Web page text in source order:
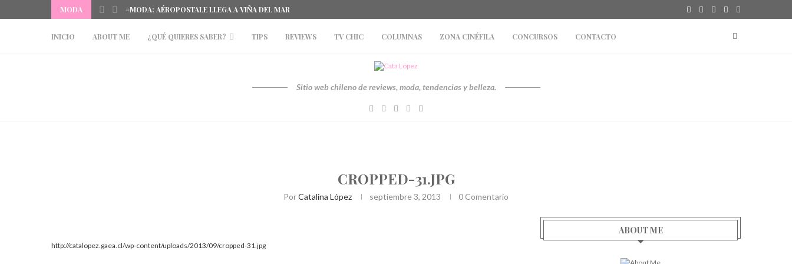
MODA #MODA: AÉROPOSTALE LLEGA A VIÑA DEL MAR
INICIO ABOUT ME ¿QUÉ QUIERES SABER? TIPS REVIEWS TV CHIC COLUMNAS ZONA CINÉFILA CONCURSOS CONTACTO
Sitio web chileno de reviews, moda, tendencias y belleza.
CROPPED-31.JPG
PorCatalina López septiembre 3, 2013 0 Comentario
http://catalopez.gaea.cl/wp-content/uploads/2013/09/cropped-31.jpg
ABOUT ME